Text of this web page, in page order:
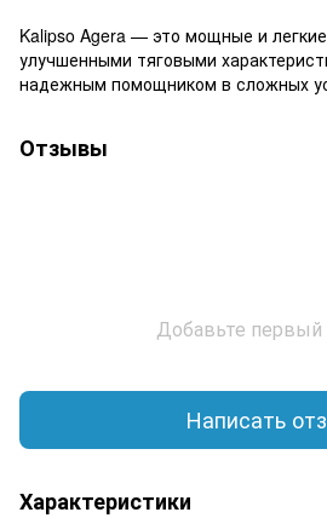
Kalipso Agera — это мощные и
улучшенными тяговыми
надежным помощником в сложных
Отзывы
Добавьте
Написать
Характеристики